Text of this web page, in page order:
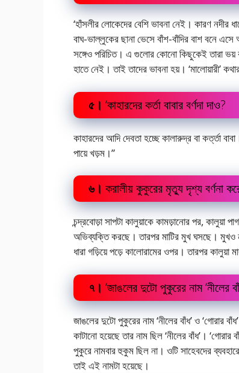
‘হাঁসলীর লোকেদের বেশি ভাবনা নেই। কারণ নদীর
বাঘ-ভাল্লুকের ছানা ভেসে বাঁশ-বাঁদির বাশ বনে
সঙ্গেও পরিচিত। এ গুলোর কোনো কিছুকেই তারা ভয়
হাতে নেই। তাই তাদের ভাবনা হয়। ‘মালোয়ারী’
৫। ‘কাহারদের কর্তা বাবার বর্ণদা দাও?
কাহারদের আদি দেবতা হচ্ছে কালারুদ্র বা কৰ্ত্তা
পায়ে খড়ম।”
৬। করালীয় কুকুরের মৃত্যু দৃশ্য বর্ণনা
চন্দ্রবোড়া সাপটা কালুয়াকে কামড়ানোর পর, কালুয়া
অভিব্যক্তি করছে। তারপর মাটির মুখ ঘসছে। মুখও
ধারা গড়িয়ে পড়ে কালোরামের ওপর। তারপর কালুয়া
৭। ‘জাঙলের দুটো পুকুরের নাম ‘নীলের
জাঙলের দুটো পুকুরের নাম ‘নীলের বাঁধ’ ও ‘গোরার
কাটানো হয়েছে তার নাম ছিল ‘নীলের বাঁধ’।
পুকুরে নামবার হুকুম ছিল না। ওটি সাহেবদের
তাই এই নামটা হয়েছে।